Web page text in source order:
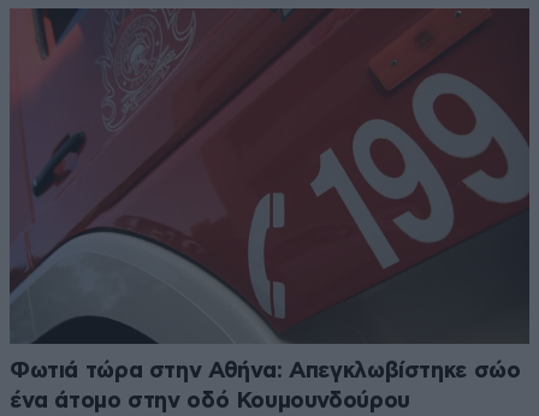
Φωτιά τώρα στην Αθήνα: Απεγκλωβίστηκε σώο
ένα άτομο στην οδό Κουμουνδούρου